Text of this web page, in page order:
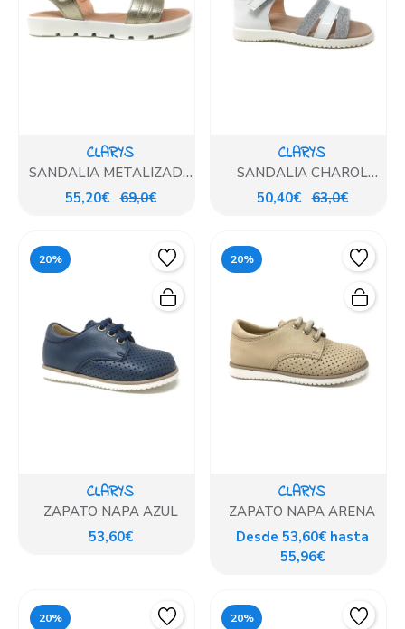
CLARYS
SANDALIA METALIZADA
PLATINO
55,20€ 69,0€
CLARYS
SANDALIA CHAROL
BLANCO COMBINADO
PLATA
50,40€ 63,0€
20%
CLARYS
ZAPATO NAPA AZUL
53,60€
20%
CLARYS
ZAPATO NAPA ARENA
Desde 53,60€ hasta
55,96€
20% 20%